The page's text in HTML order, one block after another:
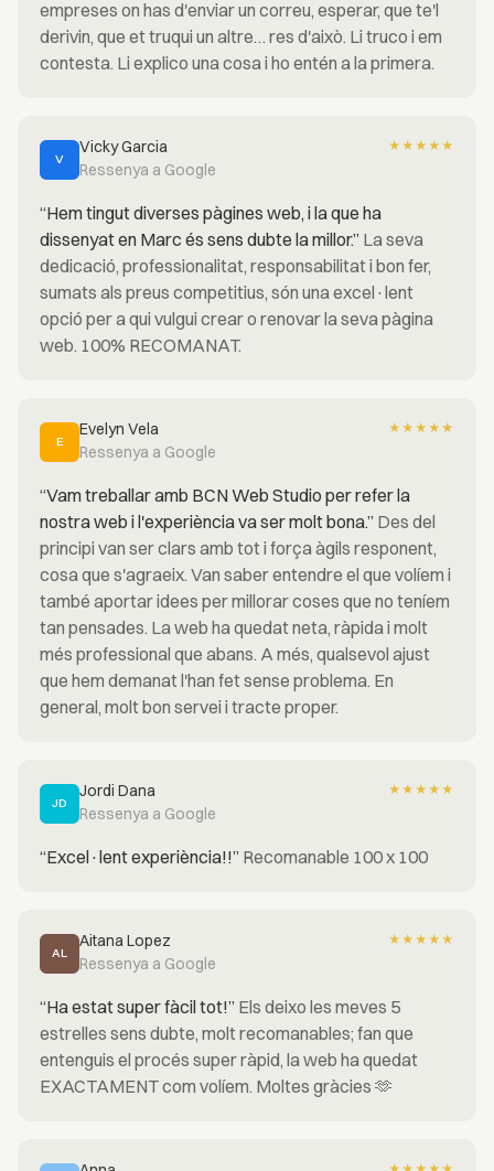
empreses on has d'enviar un correu, esperar, que te'l
derivin, que et truqui un altre… res d'això. Li truco i em
contesta. Li explico una cosa i ho entén a la primera.
V
Vicky Garcia
Ressenya a Google
★ ★ ★ ★ ★
“Hem tingut diverses pàgines web, i la que ha
dissenyat en Marc és sens dubte la millor.” La seva
dedicació, professionalitat, responsabilitat i bon fer,
sumats als preus competitius, són una excel·lent
opció per a qui vulgui crear o renovar la seva pàgina
web. 100% RECOMANAT.
E
Evelyn Vela
Ressenya a Google
★ ★ ★ ★ ★
“Vam treballar amb BCN Web Studio per refer la
nostra web i l'experiència va ser molt bona.” Des del
principi van ser clars amb tot i força àgils responent,
cosa que s'agraeix. Van saber entendre el que volíem i
també aportar idees per millorar coses que no teníem
tan pensades. La web ha quedat neta, ràpida i molt
més professional que abans. A més, qualsevol ajust
que hem demanat l'han fet sense problema. En
general, molt bon servei i tracte proper.
JD
Jordi Dana
Ressenya a Google
★ ★ ★ ★ ★
“Excel·lent experiència!!” Recomanable 100 x 100
AL
Aitana Lopez
Ressenya a Google
★ ★ ★ ★ ★
“Ha estat super fàcil tot!” Els deixo les meves 5
estrelles sens dubte, molt recomanables; fan que
entenguis el procés super ràpid, la web ha quedat
EXACTAMENT com volíem. Moltes gràcies 🫶